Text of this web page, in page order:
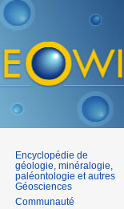
Encyclopédie de
géologie, minéralogie,
paléontologie et autres
Géosciences
Communauté